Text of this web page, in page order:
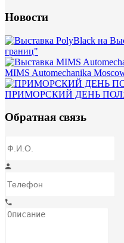
Новости
границ"
MIMS Automechanika
ПРИМОРСКИЙ ДЕНЬ ПОЛЯ
Обратная связь